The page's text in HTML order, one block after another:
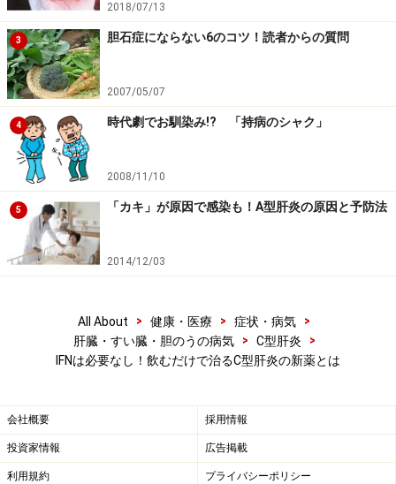
ダクルインザ・スンベプラ併用療法は、国内第3相試験
の結果、治療終了24週後にウイルス消失の持続が確認さ
れた割合は、インターフェロン治療ができなかった患者
さんで87.4％、インターフェロンが無効であった患者さ
んで80.5％、全体では84.7%と良好な有効性が確認され
ています。インターフェロン併用しても治療が困難だっ
た数年前に比べて、格段に治療成績が向上しています。
効能追加によりさらに「治療のハードル」
が下がる
C型肝炎の治療が受けやすくなりました
セログループ2に分けられます。このグループを判別す
ることにより、インターフェロン治療が効きやすいタイ
プかどうかを判別できます。今回の経口新薬の適応は、
インターフェロンが効きにくいセログループ1です。日
2018/07/13
3 胆石症にならない6のコツ！読者からの質問
2007/05/07
4 時代劇でお馴染み!? 「持病のシャク」
2008/11/10
5 「カキ」が原因で感染も！A型肝炎の原因と予防法
2014/12/03
All About > 健康・医療 > 症状・病気
>
肝臓・すい臓・胆のうの病気
> C型肝炎
>
IFNは必要なし！飲むだけで治るC型肝炎の新薬とは
会社概要 採用情報
投資家情報 広告掲載
利用規約 プライバシーポリシー